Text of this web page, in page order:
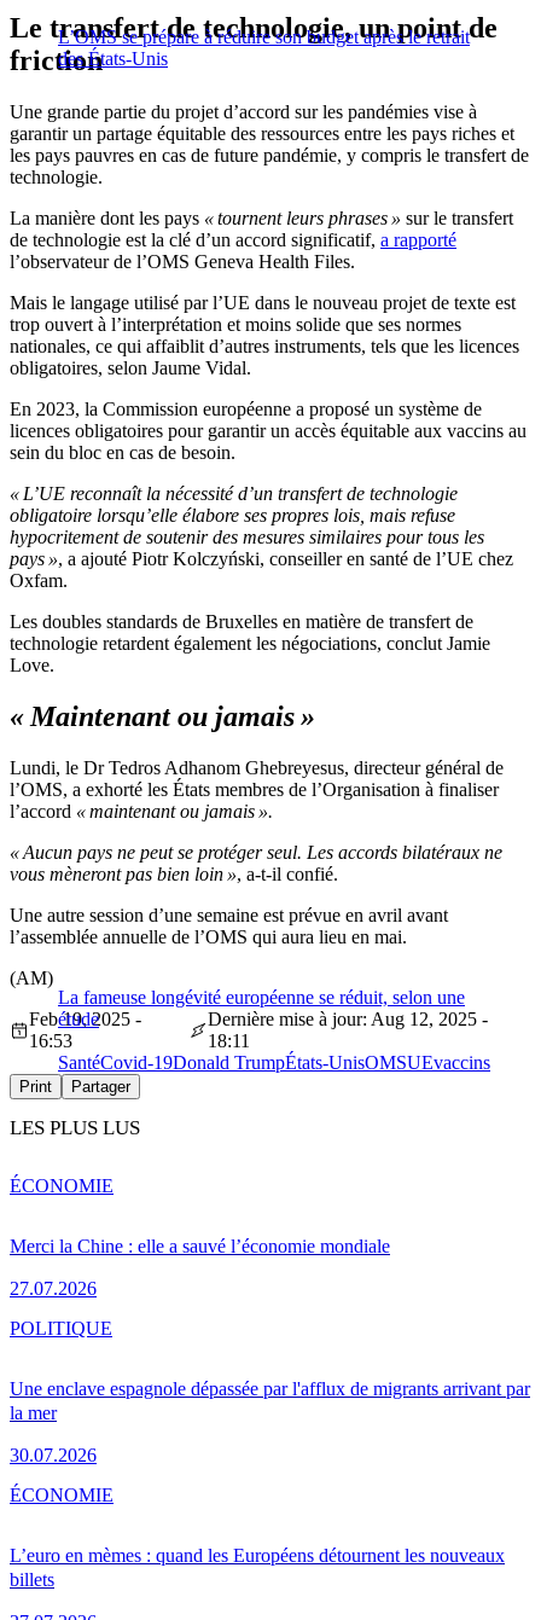
L’OMS se prépare à réduire son budget après le retrait
des États-Unis
Le transfert de technologie, un point de
friction
Une grande partie du projet d’accord sur les pandémies vise à
garantir un partage équitable des ressources entre les pays riches et
les pays pauvres en cas de future pandémie, y compris le transfert de
technologie.
La manière dont les pays « tournent leurs phrases » sur le transfert
de technologie est la clé d’un accord significatif, a rapporté
l’observateur de l’OMS Geneva Health Files.
Mais le langage utilisé par l’UE dans le nouveau projet de texte est
trop ouvert à l’interprétation et moins solide que ses normes
nationales, ce qui affaiblit d’autres instruments, tels que les licences
obligatoires, selon Jaume Vidal.
En 2023, la Commission européenne a proposé un système de
licences obligatoires pour garantir un accès équitable aux vaccins au
sein du bloc en cas de besoin.
« L’UE reconnaît la nécessité d’un transfert de technologie
obligatoire lorsqu’elle élabore ses propres lois, mais refuse
hypocritement de soutenir des mesures similaires pour tous les
pays », a ajouté Piotr Kolczyński, conseiller en santé de l’UE chez
Oxfam.
Les doubles standards de Bruxelles en matière de transfert de
technologie retardent également les négociations, conclut Jamie
Love.
« Maintenant ou jamais »
Lundi, le Dr Tedros Adhanom Ghebreyesus, directeur général de
l’OMS, a exhorté les États membres de l’Organisation à finaliser
l’accord « maintenant ou jamais ».
« Aucun pays ne peut se protéger seul. Les accords bilatéraux ne
vous mèneront pas bien loin », a-t-il confié.
Une autre session d’une semaine est prévue en avril avant
l’assemblée annuelle de l’OMS qui aura lieu en mai.
La fameuse longévité européenne se réduit, selon une
étude
(AM)
Feb 19, 2025 -
16:53
Dernière mise à jour: Aug 12, 2025 -
18:11
SantéCovid-19Donald TrumpÉtats-UnisOMSUEvaccins
Print Partager
LES PLUS LUS
Merci la Chine : elle a sauvé l’économie mondiale
27.07.2026
ÉCONOMIE
Une enclave espagnole dépassée par l'afflux de migrants arrivant par
la mer
30.07.2026
POLITIQUE
L’euro en mèmes : quand les Européens détournent les nouveaux
billets
ÉCONOMIE